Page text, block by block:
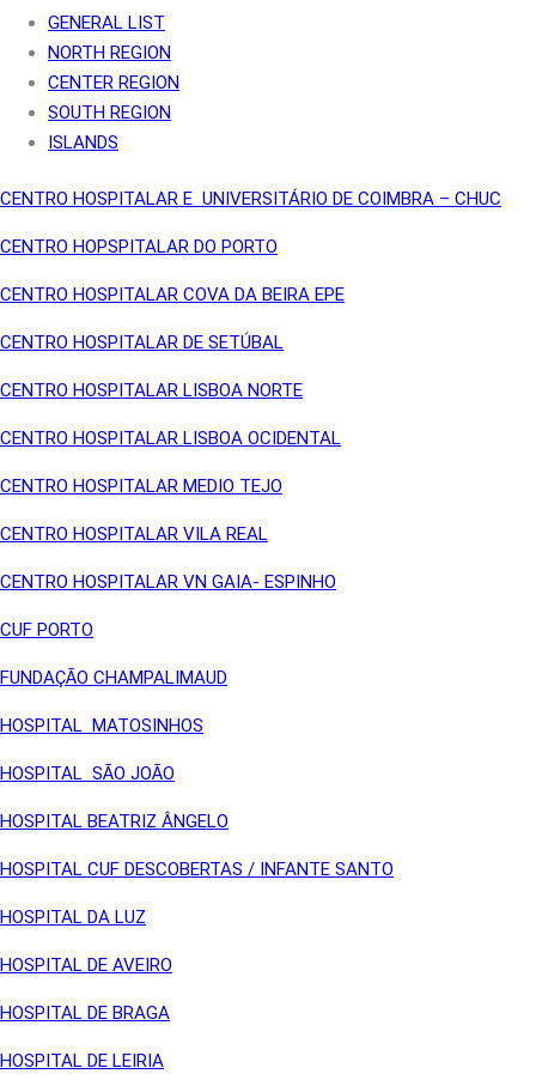
GENERAL LIST
NORTH REGION
CENTER REGION
SOUTH REGION
ISLANDS
CENTRO HOSPITALAR E UNIVERSITÁRIO DE COIMBRA – CHUC
CENTRO HOPSPITALAR DO PORTO
CENTRO HOSPITALAR COVA DA BEIRA EPE
CENTRO HOSPITALAR DE SETÚBAL
CENTRO HOSPITALAR LISBOA NORTE
CENTRO HOSPITALAR LISBOA OCIDENTAL
CENTRO HOSPITALAR MEDIO TEJO
CENTRO HOSPITALAR VILA REAL
CENTRO HOSPITALAR VN GAIA- ESPINHO
CUF PORTO
FUNDAÇÃO CHAMPALIMAUD
HOSPITAL MATOSINHOS
HOSPITAL SÃO JOÃO
HOSPITAL BEATRIZ ÂNGELO
HOSPITAL CUF DESCOBERTAS / INFANTE SANTO
HOSPITAL DA LUZ
HOSPITAL DE AVEIRO
HOSPITAL DE BRAGA
HOSPITAL DE LEIRIA